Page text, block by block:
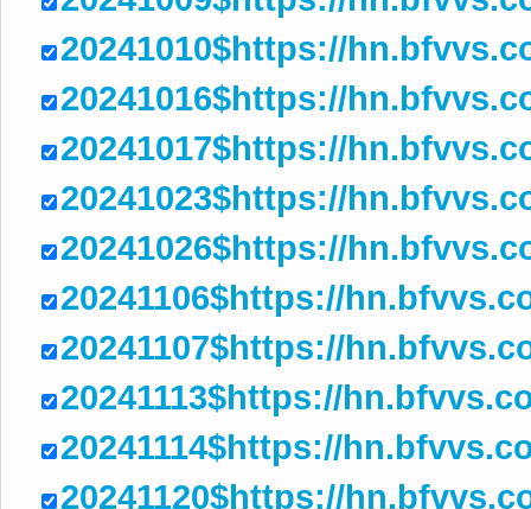
20241010$https://
20241016$https://
20241017$https://
20241023$https://
20241026$https://
20241106$https://
20241107$https://
20241113$https://
20241114$https://
20241120$https://